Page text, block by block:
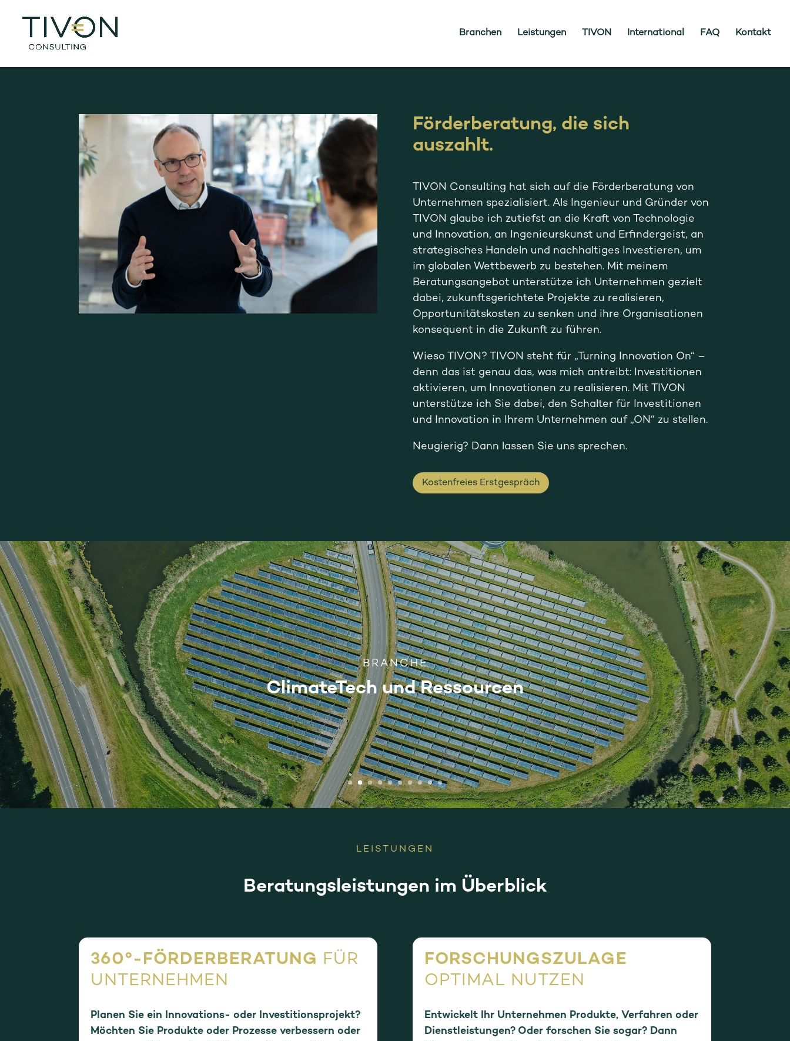
Branchen Leistungen TIVON International FAQ Kontakt
Förderberatung, die sich
auszahlt.
TIVON Consulting hat sich auf die Förderberatung von
Unternehmen spezialisiert. Als Ingenieur und Gründer von
TIVON glaube ich zutiefst an die Kraft von Technologie
und Innovation, an Ingenieurskunst und Erfindergeist, an
strategisches Handeln und nachhaltiges Investieren, um
im globalen Wettbewerb zu bestehen. Mit meinem
Beratungsangebot unterstütze ich Unternehmen gezielt
dabei, zukunftsgerichtete Projekte zu realisieren,
Opportunitätskosten zu senken und ihre Organisationen
konsequent in die Zukunft zu führen.
Wieso TIVON? TIVON steht für „Turning Innovation On“ –
denn das ist genau das, was mich antreibt: Investitionen
aktivieren, um Innovationen zu realisieren. Mit TIVON
unterstütze ich Sie dabei, den Schalter für Investitionen
und Innovation in Ihrem Unternehmen auf „ON“ zu stellen.
Neugierig? Dann lassen Sie uns sprechen.
Kostenfreies Erstgespräch
BRANCHE
ClimateTech und Ressourcen
LEISTUNGEN
Beratungsleistungen im Überblick
360°-FÖRDERBERATUNG FÜR
UNTERNEHMEN
Planen Sie ein Innovations- oder Investitionsprojekt?
Möchten Sie Produkte oder Prozesse verbessern oder
FORSCHUNGSZULAGE
OPTIMAL NUTZEN
Entwickelt Ihr Unternehmen Produkte, Verfahren oder
Dienstleistungen? Oder forschen Sie sogar? Dann